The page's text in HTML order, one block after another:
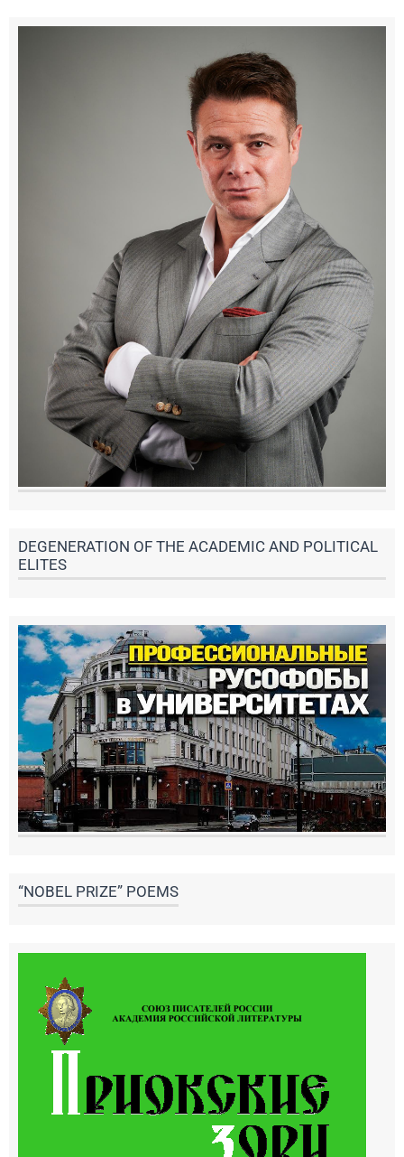
DEGENERATION OF THE ACADEMIC AND POLITICAL
ELITES
“NOBEL PRIZE” POEMS